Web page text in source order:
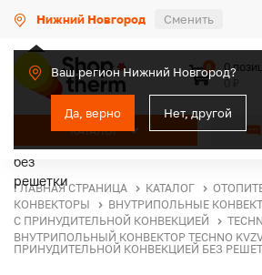
Нижний Новгород Сменить
Ваш регион Нижний Новгород?
Да, верно Нет, другой
КАТАЛОГ
0
0
ГЛАВНАЯ СТРАНИЦА КАТАЛОГ
КОНВЕКТОРЫ
ВНУТРИПОЛЬНЫЕ
С ПРИНУДИТЕЛЬНОЙ КОНВЕКЦИЕЙ
ВНУТРИПОЛЬНЫЙ КОНВЕКТОР TECHNO KVZV
ПРИНУДИТЕЛЬНОЙ КОНВЕКЦИЕЙ БЕЗ